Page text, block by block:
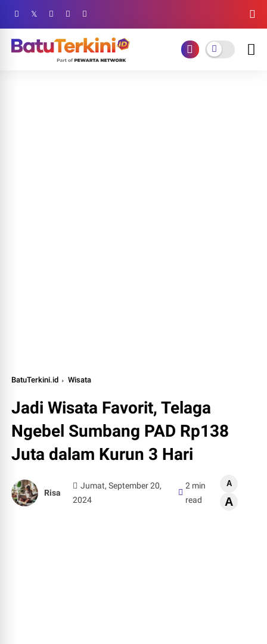
BatuTerkini.id Wisata
Jadi Wisata Favorit, Telaga
Ngebel Sumbang PAD Rp138
Juta dalam Kurun 3 Hari
Risa
Jumat, September 20,
2024
2 min
read
A
A